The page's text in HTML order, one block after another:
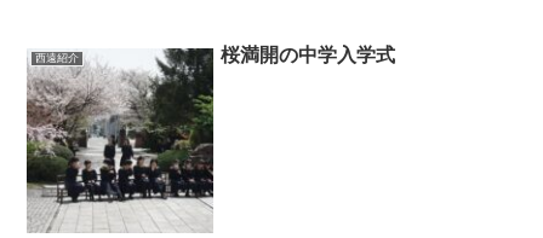
西遠紹介 桜満開の中学入学式